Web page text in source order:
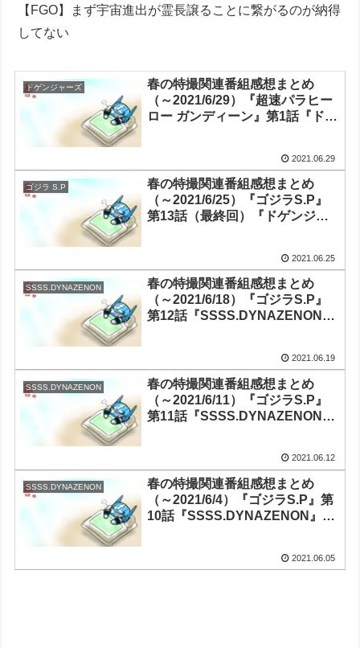
【FGO】まず宇宙進出が霊長譲ることに繋がるのが納得
してない
ドゲンジャーズ
春の特撮関連番組感想まとめ
（～2021/6/29）『超速パラヒー
ロー ガンディーン』第1話『ドゲ
『Thunderbolt Fantasy 東離劍
遊紀3』第13話（最終回）
2021.06.29
ゴジラ S.P
春の特撮関連番組感想まとめ
（～2021/6/25）『ゴジラS.P』
第13話（最終回）『ドゲンジャ
2021.06.25
SSSS.DYNAZENON
春の特撮関連番組感想まとめ
（～2021/6/18）『ゴジラS.P』
第12話『SSSS.DYNAZENON』
『Thunderbolt Fantasy 東離劍
遊紀3』第11話
2021.06.19
SSSS.DYNAZENON
春の特撮関連番組感想まとめ
（～2021/6/11）『ゴジラS.P』
第11話『SSSS.DYNAZENON』
ズ～ナイスバディ～』第9話
『Thunderbolt Fantasy 東離劍
遊紀3』第10話
2021.06.12
SSSS.DYNAZENON
春の特撮関連番組感想まとめ
（～2021/6/4）『ゴジラS.P』第
10話『SSSS.DYNAZENON』第
ィ～』第8話『Thunderbolt2021.06.05